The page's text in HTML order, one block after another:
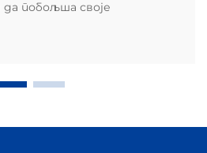
да побољша своје